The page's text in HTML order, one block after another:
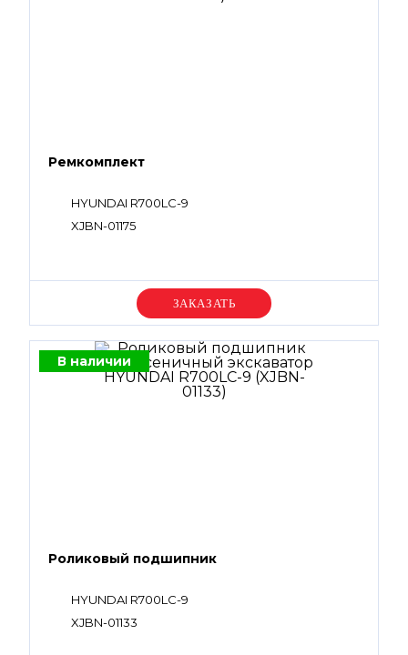
Ремкомплект
HYUNDAI R700LC-9
XJBN-01175
Уточняйте цену
В наличии
Роликовый подшипник
HYUNDAI R700LC-9
XJBN-01133